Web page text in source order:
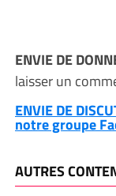
ENVIE DE
laisser un
ENVIE DE
notre groupe
AUTRES